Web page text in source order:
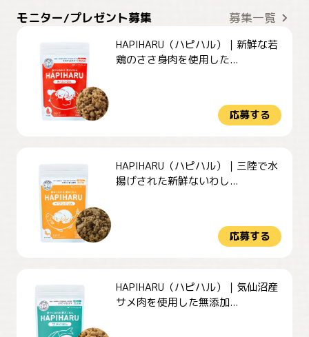
モニター/プレゼント募集 募集一覧
HAPIHARU（ハピハル）｜新鮮な若
鶏のささ身肉を使用した...
応募する
HAPIHARU（ハピハル）｜三陸で水
揚げされた新鮮ないわし...
応募する
HAPIHARU（ハピハル）｜気仙沼産
サメ肉を使用した無添加...